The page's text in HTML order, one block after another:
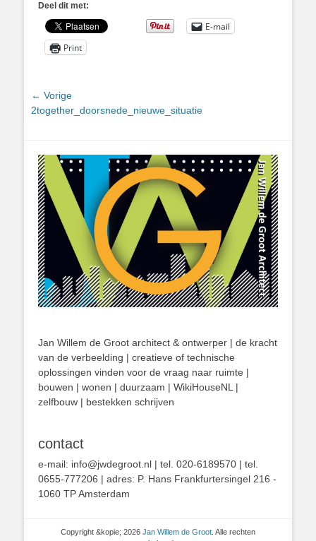
Deel dit met:
E-mail
Print
Bericht
navigatie
← Vorige
Vorig
2together_doorsnede_nieuwe_situatie
Jan Willem de Groot architect & ontwerper | de kracht
van de verbeelding | creatieve of technische
oplossingen vinden voor de vraag naar ruimte |
bouwen | wonen | duurzaam | WikiHouseNL |
zelfbouw | bestekken schrijven
contact
e-mail: info@jwdegroot.nl | tel. 020-6189570 | tel.
0655-777206 | adres: P. Hans Frankfurtersingel 216 -
1060 TP Amsterdam
Copyright &kopie; 2026 Jan Willem de Groot . Alle rechten